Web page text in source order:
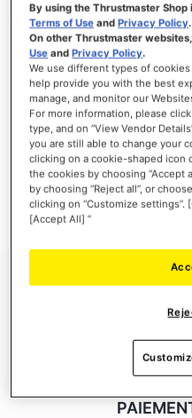
Mot de
NOUVEAUX CLIENTS
Créer un compte a de nombreux
plusieurs adresses, suivre vos
CRÉER
By using the Thrustmaster
Terms of Use andPrivacy Policy.
On other Thrustmaster
Use andPrivacy Policy.
We use different types of
help provide you with the best
manage, and monitor our
For more information, please
type, and on “View Vendor
you are still able to change your
clicking on a cookie-shaped icon
the cookies by choosing “Accept
by choosing “Reject all”, or
clicking on “Customize
[Accept All] ”